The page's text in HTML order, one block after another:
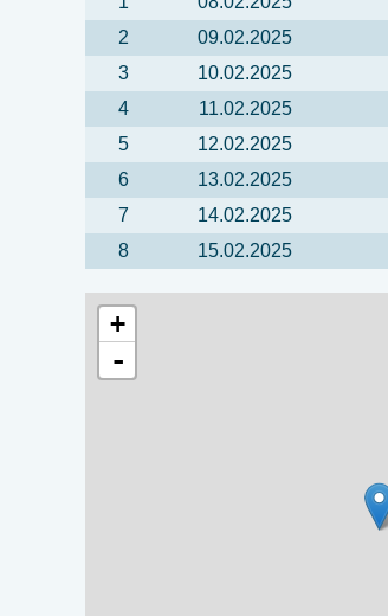
2
09.02.2025
3
10.02.2025
4
11.02.2025
5
12.02.2025
6
13.02.2025
7
14.02.2025
8
15.02.2025
+
-